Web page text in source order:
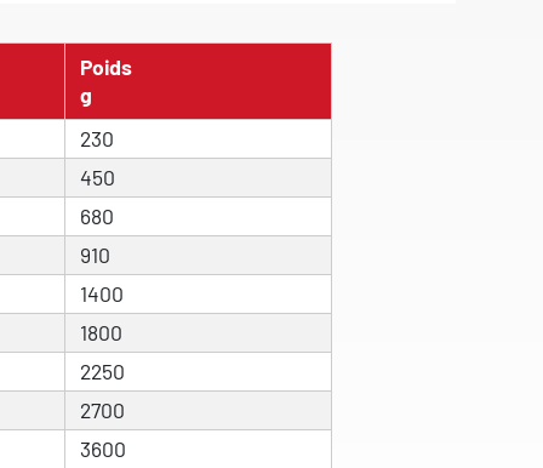
Poids
g
230
450
680
910
1400
1800
2250
2700
3600